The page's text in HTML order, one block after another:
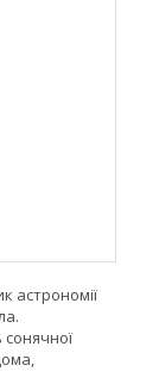
астрономії